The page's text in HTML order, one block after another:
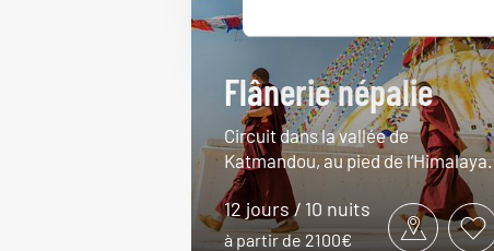
Flânerie népalie
Circuit dans la vallée de
Katmandou, au pied de l’Himalaya.
12 jours / 10 nuits
à partir de 2100€